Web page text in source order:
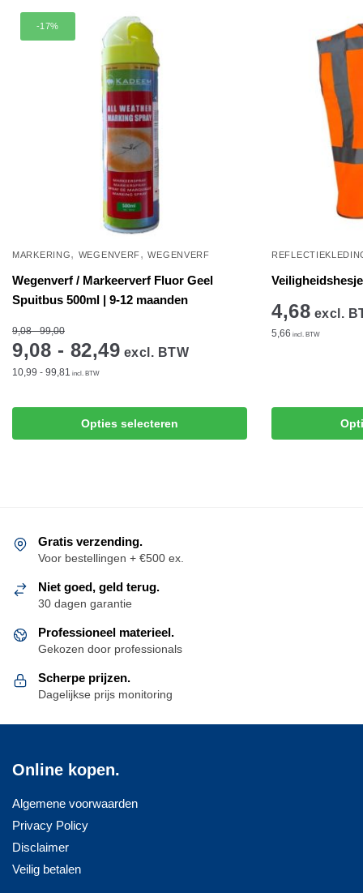
-17%
MARKERING, WEGENVERF,WEGENVERF
Wegenverf / Markeerverf Fluor Geel
Spuitbus 500ml | 9-12 maanden
9,08 - 99,00
9,08 - 82,49 excl. BTW
10,99 - 99,81 incl. BTW
Opties selecteren
4,68 excl.
5,66 incl. BTW
Gratis verzending.
Voor bestellingen + €500 ex.
Niet goed, geld terug.
30 dagen garantie
Professioneel materieel.
Gekozen door professionals
Scherpe prijzen.
Dagelijkse prijs monitoring
Online kopen.
Algemene voorwaarden
Privacy Policy
Disclaimer
Veilig betalen